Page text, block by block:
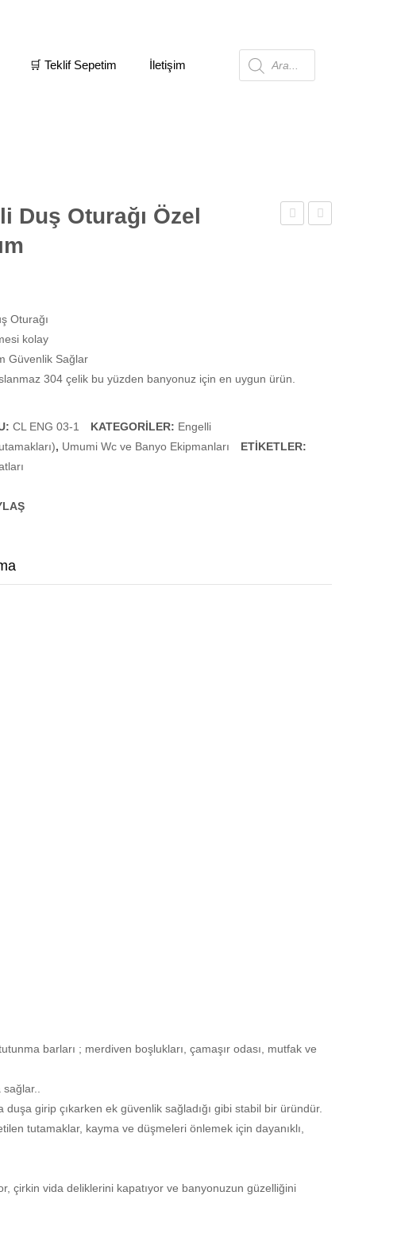
🛒 Teklif Sepetim İletişim Products
Duş Oturağı Özel
Oturağı
kolay
Güvenlik Sağlar
304 çelik bu yüzden banyonuz için en uygun ürün.
CL ENG 03-1 KATEGORILER: Engelli
, Umumi Wc ve Banyo Ekipmanları
ETIKETLER:
barları ; merdiven boşlukları, çamaşır odası, mutfak ve
girip çıkarken ek güvenlik sağladığı gibi stabil bir üründür.
tutamaklar, kayma ve düşmeleri önlemek için dayanıklı,
çirkin vida deliklerini kapatıyor ve banyonuzun güzelliğini